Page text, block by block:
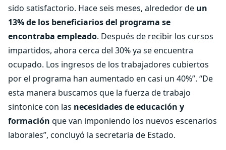
sido satisfactorio. Hace seis meses, alrededor de un
13% de los beneficiarios del programa se
encontraba empleado. Después de recibir los cursos
impartidos, ahora cerca del 30% ya se encuentra
ocupado. Los ingresos de los trabajadores cubiertos
por el programa han aumentado en casi un 40%”. “De
esta manera buscamos que la fuerza de trabajo
sintonice con las necesidades de educación y
formación que van imponiendo los nuevos escenarios
laborales”, concluyó la secretaria de Estado.